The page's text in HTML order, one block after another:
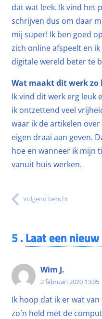
dat wat leek. Ik vind het
schrijven dus om daar
mij super! Ik ben goed
zich online afspeelt en
digitale wereld beter te
Wat maakt dit werk zo
Ik vind dit werk erg leuk
ik ontzettend veel
waar ik de artikelen
eigen draai aan geven.
hoe en wanneer ik mijn
vanuit huis werken.
Volgend bericht
5.Laat een
Wim J.
2 februari 2020 13:05
Ik hoop dat ik er wat
zo`n held met de